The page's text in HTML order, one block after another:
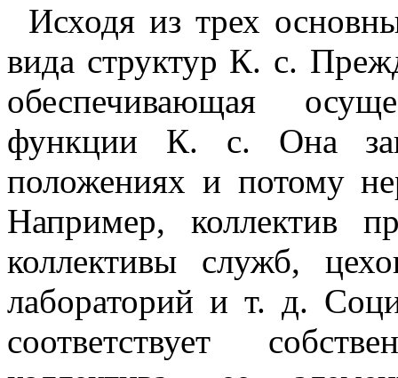
Исходя из трех
вида структур К. с.
обеспечивающая
функции К. с. Она
положениях и потому
Например, коллектив
коллективы служб,
лабораторий и т. д.
соответствует